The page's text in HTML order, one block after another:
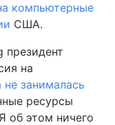
компьютерные
США.
президент
на
не занималась
ресурсы
об этом ничего